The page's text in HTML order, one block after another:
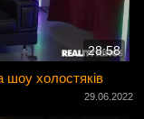
28:58
шоу холостяків
29.06.2022